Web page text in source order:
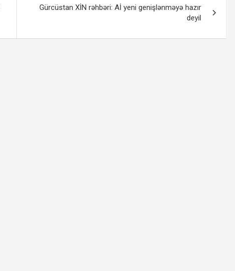
Gürcüstan XİN rəhbəri: Aİ yeni genişlənməyə hazır
deyil